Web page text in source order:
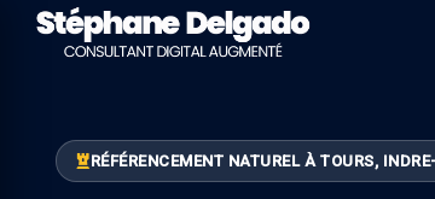
RÉFÉRENCEMENT NATUREL À TOURS,